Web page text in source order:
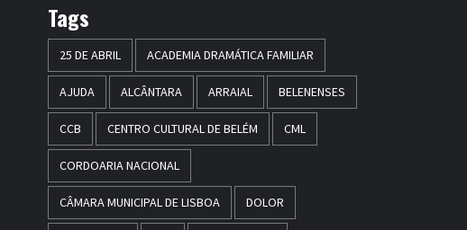
Tags
25 DE ABRIL ACADEMIA DRAMÁTICA FAMILIAR
AJUDA ALCÂNTARA ARRAIAL BELENENSES
CCB CENTRO CULTURAL DE BELÉM CML
CORDOARIA NACIONAL
CÂMARA MUNICIPAL DE LISBOA DOLOR